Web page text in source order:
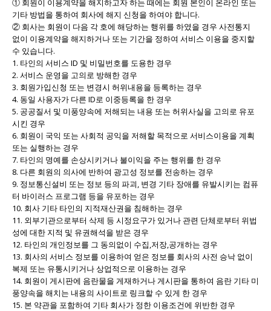
① 회원이 이용계약을 해지하고자 하는 때에는 회원 본인이 온라인 또는
기타 방법을 통하여 회사에 해지 신청을 하여야 합니다.
② 회사는 회원이 다음 각 호에 해당하는 행위를 하였을 경우 사전통지
없이 이용계약을 해지하거나 또는 기간을 정하여 서비스 이용을 중지할
수 있습니다.
1. 타인의 서비스 ID 및 비밀번호를 도용한 경우
2. 서비스 운영을 고의로 방해한 경우
3. 회원가입신청 또는 변경시 허위내용을 등록하는 경우
4. 동일 사용자가 다른 ID로 이중등록을 한 경우
5. 공공질서 및 미풍양속에 저해되는 내용 또는 허위사실을 고의로 유포
시킨 경우
6. 회원이 국익 또는 사회적 공익을 저해할 목적으로 서비스이용을 계획
또는 실행하는 경우
7. 타인의 명예를 손상시키거나 불이익을 주는 행위를 한 경우
8. 다른 회원의 의사에 반하여 광고성 정보를 전송하는 경우
9. 정보통신설비 또는 정보 등의 파괴, 변경 기타 장애를 유발시키는 컴퓨
터 바이러스 프로그램 등을 유포하는 경우
10. 회사 기타 타인의 지적재산권을 침해하는 경우
11. 외부기관으로부터 삭제 등 시정요구가 있거나 관련 단체로부터 위법
성에 대한 지적 및 유권해석을 받은 경우
12. 타인의 개인정보를 그 동의없이 수집,저장,공개하는 경우
13. 회사의 서비스 정보를 이용하여 얻은 정보를 회사의 사전 승낙 없이
복제 또는 유통시키거나 상업적으로 이용하는 경우
14. 회원이 게시판에 음란물을 게재하거나 게시판을 통하여 음란 기타 미
풍양속을 해치는 내용의 사이트로 링크할 수 있게 한 경우
15. 본 약관을 포함하여 기타 회사가 정한 이용조건에 위반한 경우